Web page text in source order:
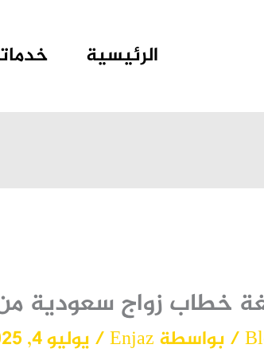
الرئيسية
خطاب زواج سعودية من
/ بواسطة Enjaz
/ يوليو 4, 2025